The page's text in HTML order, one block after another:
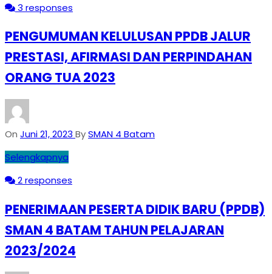
3 responses
PENGUMUMAN KELULUSAN PPDB JALUR
PRESTASI, AFIRMASI DAN PERPINDAHAN
ORANG TUA 2023
On Juni 21, 2023 BySMAN 4 Batam
Selengkapnya
2 responses
PENERIMAAN PESERTA DIDIK BARU (PPDB)
SMAN 4 BATAM TAHUN PELAJARAN
2023/2024